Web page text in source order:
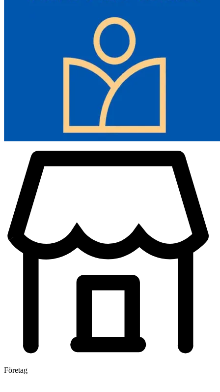
- Vändbar gripsats: Svarvchucken är utrustad med tre inåtstegade
- Förbättrad flexibilitet: T-Clamp-nyckeln för svarvdelar gör att olika
arbetsstycken kan monteras. Enkel hantering minskar
konverteringstiden för din bekvämlighet.
- Hög precision: Den 4-käftade svarvchucken fungerar exakt och
lagertoleransen är =0,07 mm (0,003 tum), vilket säkerställer att
metallbearbetningen är tillfredsställande.
- Utmärkt mångsidighet: Denna hylsa är kompakt. Den är lämplig
för montering på metallsvarvchuckar och fastspänning av
arbetsstycken av olika former.
Företag